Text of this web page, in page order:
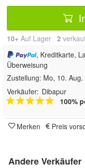
10+ Auf Lager 2
, Kreditkarte,
Überweisung
Zustellung: Mo, 10.
Verkäufer: Dibapur
100%
Merken Preis
Andere Verkäufer